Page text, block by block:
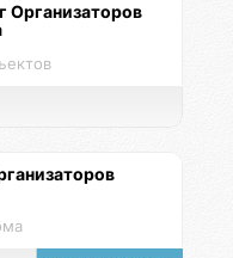
Организаторов